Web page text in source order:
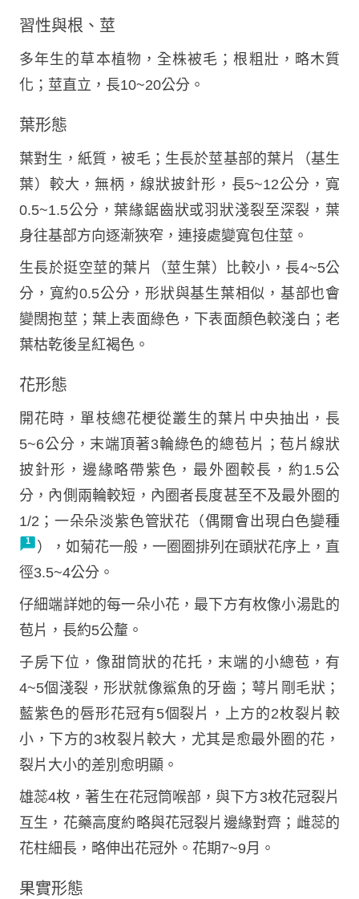
習性與根、莖
多年生的草本植物，全株被毛；根粗壯，略木質
化；莖直立，長10~20公分。
葉形態
葉對生，紙質，被毛；生長於莖基部的葉片（基生
葉）較大，無柄，線狀披針形，長5~12公分，寬
0.5~1.5公分，葉緣鋸齒狀或羽狀淺裂至深裂，葉
身往基部方向逐漸狹窄，連接處變寬包住莖。
生長於挺空莖的葉片（莖生葉）比較小，長4~5公
分，寬約0.5公分，形狀與基生葉相似，基部也會
變闊抱莖；葉上表面綠色，下表面顏色較淺白；老
葉枯乾後呈紅褐色。
花形態
開花時，單枝總花梗從叢生的葉片中央抽出，長
5~6公分，末端頂著3輪綠色的總苞片；苞片線狀
披針形，邊緣略帶紫色，最外圈較長，約1.5公
分，內側兩輪較短，內圈者長度甚至不及最外圈的
1/2；一朵朵淡紫色管狀花（偶爾會出現白色變種
），如菊花一般，一圈圈排列在頭狀花序上，直
徑3.5~4公分。
仔細端詳她的每一朵小花，最下方有枚像小湯匙的
苞片，長約5公釐。
子房下位，像甜筒狀的花托，末端的小總苞，有
4~5個淺裂，形狀就像鯊魚的牙齒；萼片剛毛狀；
藍紫色的唇形花冠有5個裂片，上方的2枚裂片較
小，下方的3枚裂片較大，尤其是愈最外圈的花，
裂片大小的差別愈明顯。
雄蕊4枚，著生在花冠筒喉部，與下方3枚花冠裂片
互生，花藥高度約略與花冠裂片邊緣對齊；雌蕊的
花柱細長，略伸出花冠外。花期7~9月。
果實形態